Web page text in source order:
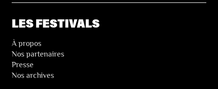
LES FESTIVALS
À propos
Nos partenaires
Presse
Nos archives